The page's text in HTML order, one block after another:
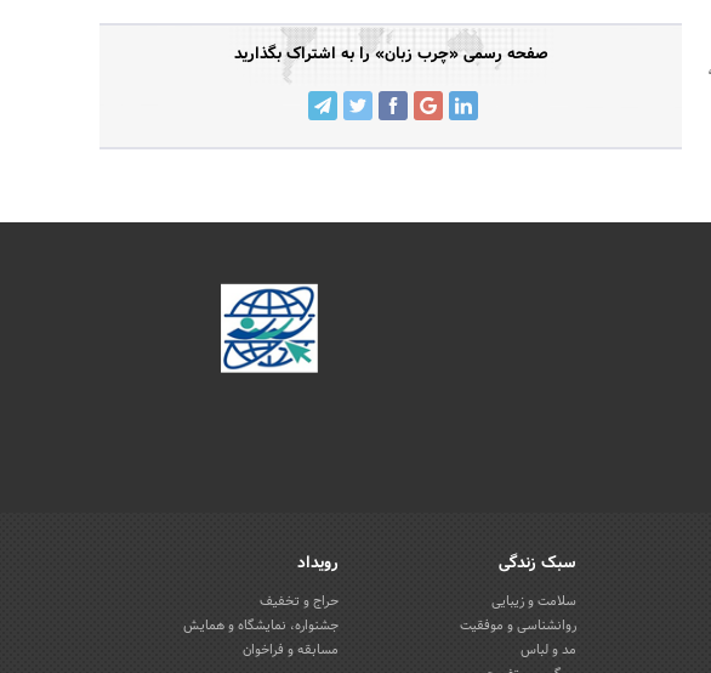
صفحه رسمی «چرب زبان» را به اشتراک بگذارید
سبک زندگی
سلامت و زیبایی
روانشناسی و موفقیت
مد و لباس
رویداد
حراج و تخفیف
جشنواره، نمایشگاه و همایش
مسابقه و فراخوان